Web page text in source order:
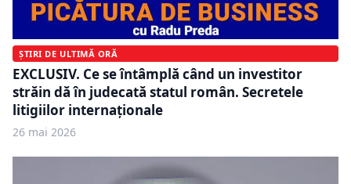
ȘTIRI DE ULTIMĂ ORĂ
EXCLUSIV. Ce se întâmplă când un investitor
străin dă în judecată statul român. Secretele
litigiilor internaționale
26 mai 2026